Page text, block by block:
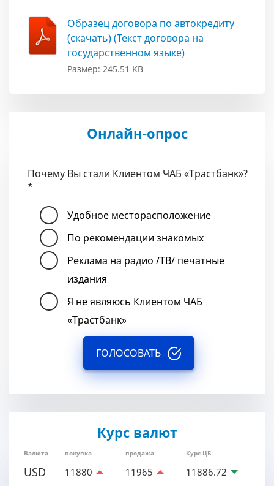
Образец договора по автокредиту
(скачать) (Текст договора на
государственном языке)
Размер: 245.51 KB
Онлайн-опрос
Почему Вы стали Клиентом ЧАБ «Трастбанк»?
*
Удобное месторасположение
По рекомендации знакомых
Реклама на радио /ТВ/ печатные
издания
Я не являюсь Клиентом ЧАБ
«Трастбанк»
ГОЛОСОВАТЬ
Курс валют
Валюта покупка продажа Курс ЦБ
USD 11880 11965 11886.72